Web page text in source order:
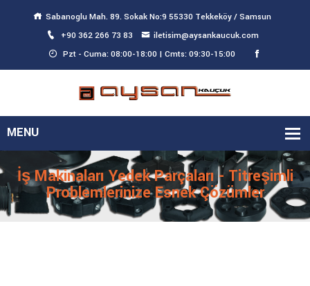
Sabanoglu Mah. 89. Sokak No:9 55330 Tekkeköy / Samsun
+90 362 266 73 83
iletisim@aysankaucuk.com
Pzt - Cuma: 08:00-18:00 | Cmts: 09:30-15:00
İş Makinaları Yedek Parçaları - Titreşimli
Problemlerinize Esnek Çözümler